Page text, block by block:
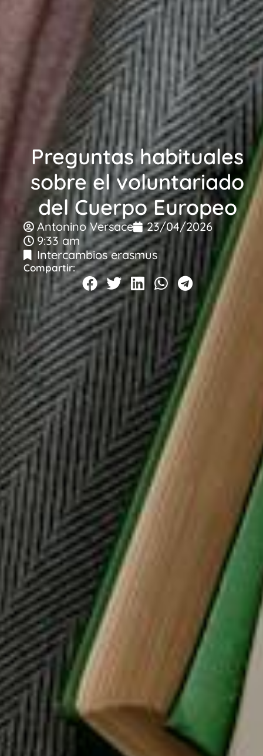
Preguntas habituales
sobre el voluntariado
del Cuerpo Europeo
Antonino Versace
23/04/2026
9:33 am
Intercambios erasmus
Compartir: